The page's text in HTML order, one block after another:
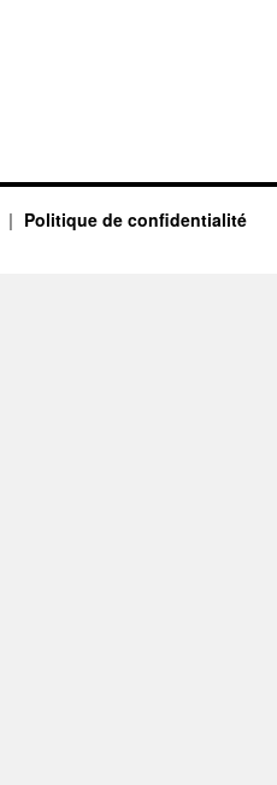
Politique de confidentialité